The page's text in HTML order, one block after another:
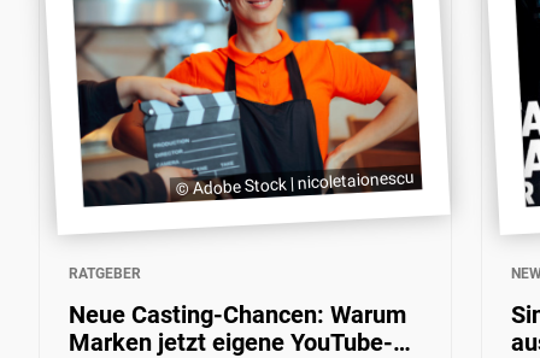
© Adobe Stock | nicoletaionescu
RATGEBER
Neue Casting-Chancen: Warum
Marken jetzt eigene YouTube-